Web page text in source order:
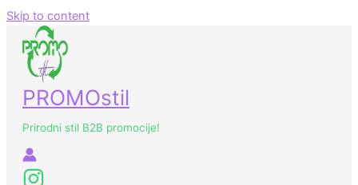
Skip to content
PROMOstil
Prirodni stil B2B promocije!